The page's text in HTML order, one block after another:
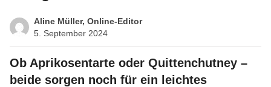
Aline Müller, Online-Editor
5. September 2024
Ob Aprikosentarte oder Quittenchutney –
beide sorgen noch für ein leichtes